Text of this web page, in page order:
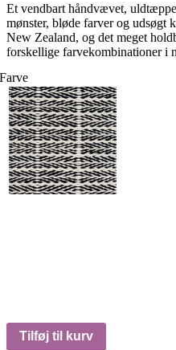
Et vendbart håndvævet,
mønster, bløde farver og udsøgt
New Zealand, og det meget
forskellige farvekombinationer i
Farve
Tilføj til kurv